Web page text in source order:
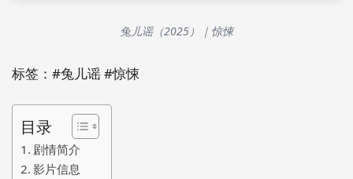
兔儿谣（2025）｜惊悚
标签：#兔儿谣 #惊悚
目录
剧情简介
影片信息